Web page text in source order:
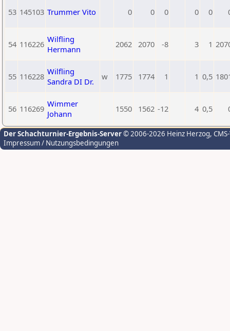
53 145103 Trummer Vito 0 0 0 0 0
54 116226 Wilfling
Hermann
2062 2070 -8 3 1
55 116228 Wilfling
Sandra DI Dr.
w 1775 1774 1 1 0,5
56 116269 Wimmer
Johann
1550 1562 -12 4 0,5
Der Schachturnier-Ergebnis-Server© 2006-2026 Heinz Herzog,
Impressum / Nutzungsbedingungen